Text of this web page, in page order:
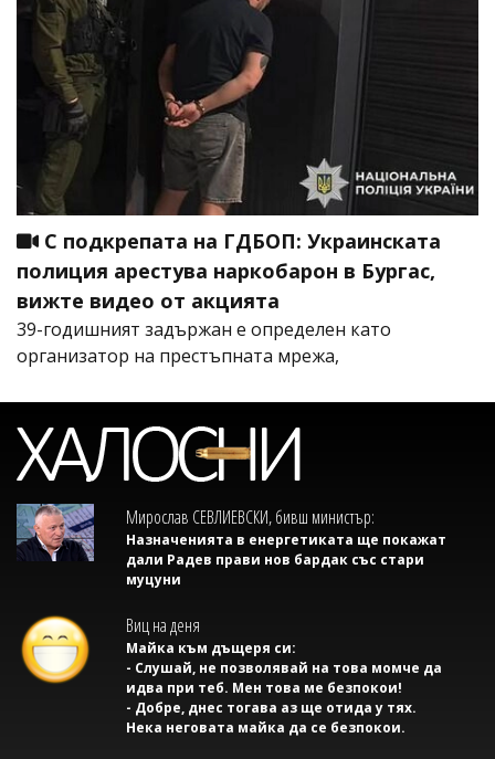
С подкрепата на ГДБОП: Украинската
полиция арестува наркобарон в Бургас,
вижте видео от акцията
39-годишният задържан е определен като
организатор на престъпната мрежа,
Мирослав СЕВЛИЕВСКИ, бивш министър:
Назначенията в енергетиката ще покажат
дали Радев прави нов бардак със стари
муцуни
Виц на деня
Майка към дъщеря си:
- Слушай, не позволявай на това момче да
идва при теб. Мен това ме безпокои!
- Добре, днес тогава аз ще отида у тях.
Нека неговата майка да се безпокои.